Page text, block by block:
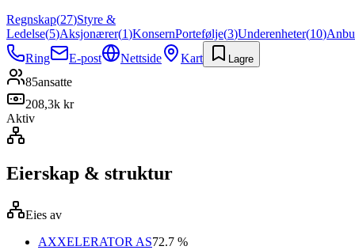
Regnskap(27)Styre &
Ledelse(5)Aksjonærer(1)KonsernPortefølje(3)Underenheter(10)
Ring
E-post Nettside Kart Lagre
85ansatte
208,3k kr
Aktiv
Eierskap & struktur
Eies av
AXXELERATOR AS72.7 %